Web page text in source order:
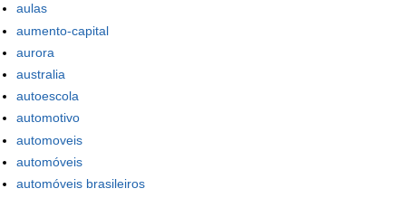
aulas
aumento-capital
aurora
australia
autoescola
automotivo
automoveis
automóveis
automóveis brasileiros